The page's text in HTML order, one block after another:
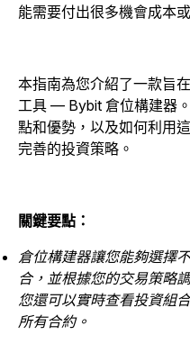
能需要付出很多機會成本
本指南為您介紹了一款旨
工具 — Bybit 倉位構建器
點和優勢，以及如何利用
完善的投資策略。
關鍵要點：
倉位構建器讓您能夠選擇
合，並根據您的交易策略
您還可以實時查看投資組
所有合約。